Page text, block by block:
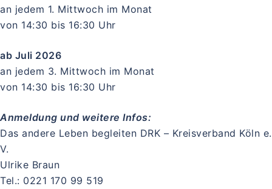
an jedem 1. Mittwoch im Monat
von 14:30 bis 16:30 Uhr
ab Juli 2026
an jedem 3. Mittwoch im Monat
von 14:30 bis 16:30 Uhr
Anmeldung und weitere Infos:
Das andere Leben begleiten DRK – Kreisverband Köln e.
V.
Ulrike Braun
Tel.: 0221 170 99 519